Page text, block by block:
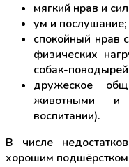
мягкий нрав и
ум и послушание;
спокойный нрав
физических
собак-
дружеское
животными
воспитании).
В числе
хорошим